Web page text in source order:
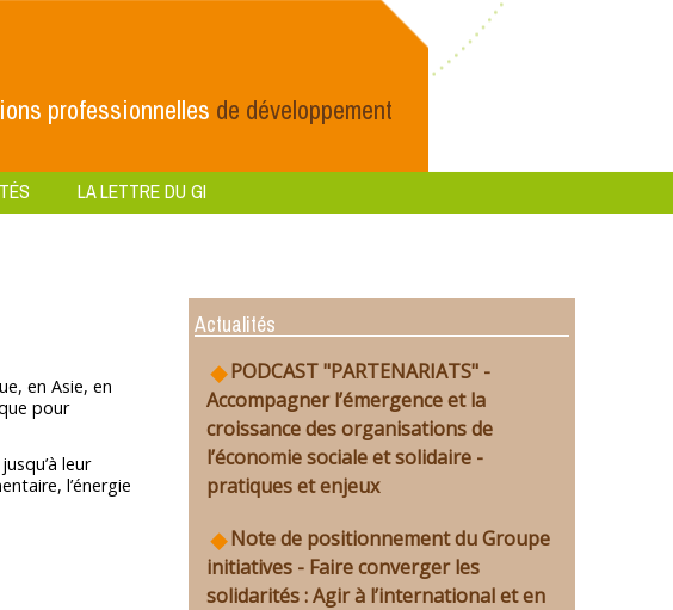
professionnelles de développement
LA LETTRE DU GI
en Asie, en
pour
leur
l’énergie
Actualités
PODCAST "PARTENARIATS" -
Accompagner l’émergence et la
croissance des organisations de
l’économie sociale et solidaire -
pratiques et enjeux
Note de positionnement du Groupe
initiatives - Faire converger les
solidarités : Agir à l’international et en